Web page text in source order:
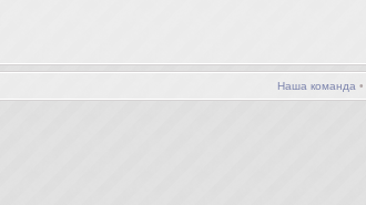
Наша команда •